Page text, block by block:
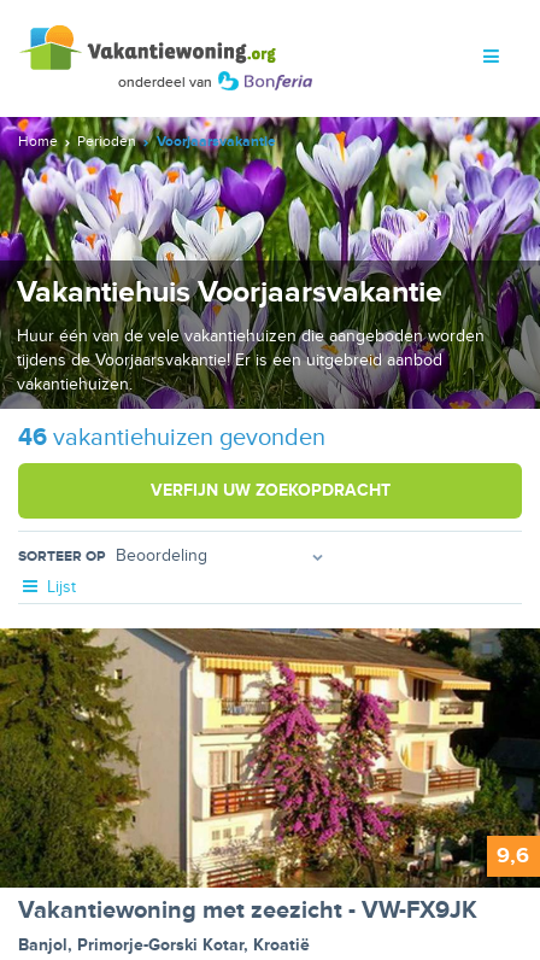
Home Perioden Voorjaarsvakantie
Vakantiehuis Voorjaarsvakantie
Huur één van de vele vakantiehuizen die aangeboden worden
tijdens de Voorjaarsvakantie! Er is een uitgebreid aanbod
vakantiehuizen.
46 vakantiehuizen gevonden
VERFIJN UW ZOEKOPDRACHT
SORTEER OP
Lijst
9,6
Vakantiewoning met zeezicht - VW-FX9JK
Banjol, Primorje-Gorski Kotar, Kroatië